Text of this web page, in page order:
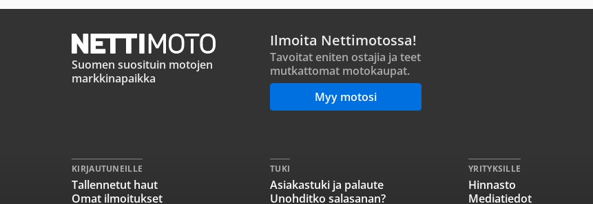
Suomen suosituin motojen
markkinapaikka
Ilmoita Nettimotossa!
Tavoitat eniten ostajia ja teet
mutkattomat motokaupat.
Myy motosi
KIRJAUTUNEILLE
Tallennetut haut
Omat ilmoitukset
TUKI
Asiakastuki ja palaute
Unohditko salasanan?
YRITYKSILLE
Hinnasto
Mediatiedot